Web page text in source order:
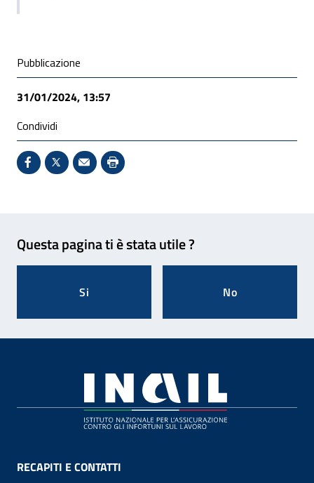
Condivisione social
Pubblicazione
31/01/2024, 13:57
Condividi
Condividi su Facebook - Sito esterno - Apertura in
X - Sito esterno - Apertura in nuova finestra
Invio Mail: apre il programma di posta
Stampa pagina: scelta meno
Questa pagina ti è stata utile ?
Si No
RECAPITI E CONTATTI